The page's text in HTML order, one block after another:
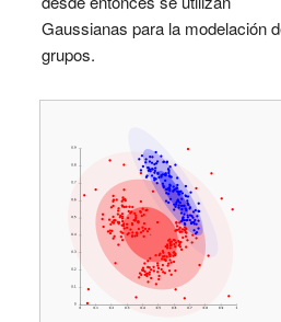
Gaussianas para la modelación
grupos.